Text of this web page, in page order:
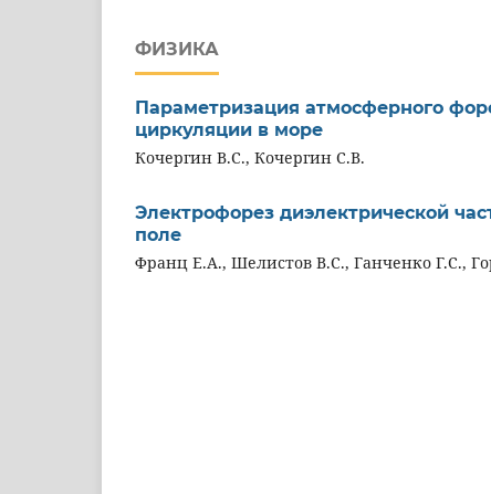
ФИЗИКА
Параметризация атмосферного
циркуляции в море
Кочергин В.С., Кочергин С.В.
Электрофорез диэлектрической
поле
Франц Е.А., Шелистов В.С., Ганченко Г.С.,